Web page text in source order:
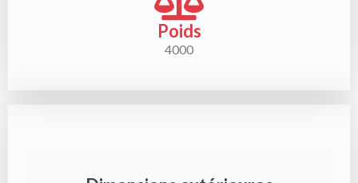
Poids
4000